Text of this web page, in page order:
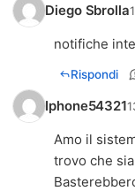
Diego Sbrolla
notifiche
Rispondi
Iphone54321
Amo il
trovo che